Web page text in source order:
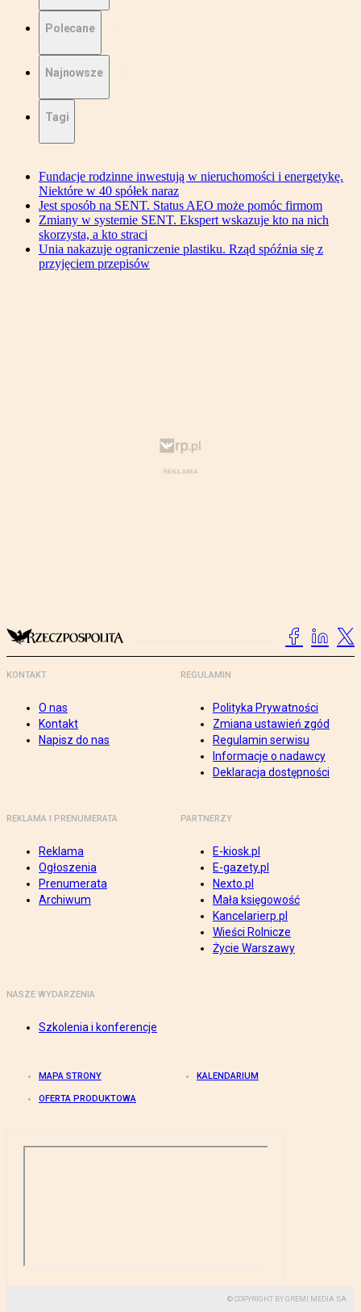
Polecane
Najnowsze
Tagi
Fundacje rodzinne inwestują w nieruchomości i energetykę.
Niektóre w 40 spółek naraz
Jest sposób na SENT. Status AEO może pomóc firmom
Zmiany w systemie SENT. Ekspert wskazuje kto na nich
skorzysta, a kto straci
Unia nakazuje ograniczenie plastiku. Rząd spóźnia się z
przyjęciem przepisów
KONTAKT
O nas
Kontakt
Napisz do nas
REGULAMIN
Polityka Prywatności
Zmiana ustawień zgód
Regulamin serwisu
Informacje o nadawcy
Deklaracja dostępności
REKLAMA I PRENUMERATA
Reklama
Ogłoszenia
Prenumerata
Archiwum
PARTNERZY
E-kiosk.pl
E-gazety.pl
Nexto.pl
Mała księgowość
Kancelarierp.pl
Wieści Rolnicze
Życie Warszawy
NASZE WYDARZENIA
Szkolenia i konferencje
MAPA STRONY KALENDARIUM
OFERTA PRODUKTOWA
© COPYRIGHT BY GREMI MEDIA SA